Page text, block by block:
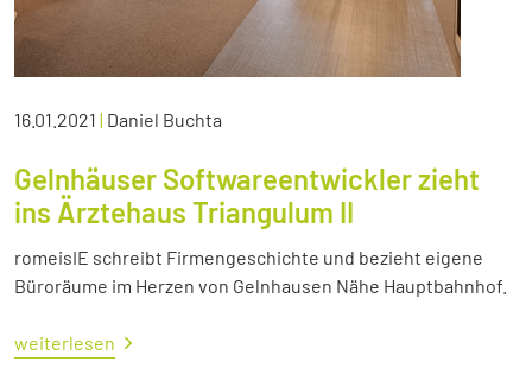
16.01.2021 | Daniel Buchta
Gelnhäuser Softwareentwickler zieht
ins Ärztehaus Triangulum II
romeisIE schreibt Firmengeschichte und bezieht eigene
Büroräume im Herzen von Gelnhausen Nähe Hauptbahnhof.
weiterlesen